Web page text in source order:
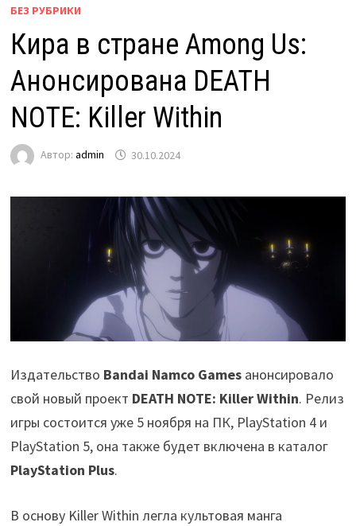
БЕЗ РУБРИКИ
Кира в стране Among Us:
Анонсирована DEATH
NOTE: Killer Within
Автор: admin 30.10.2024
Издательство Bandai Namco Games анонсировало
свой новый проект DEATH NOTE: Killer Within. Релиз
игры состоится уже 5 ноября на ПК, PlayStation 4 и
PlayStation 5, она также будет включена в каталог
PlayStation Plus.
В основу Killer Within легла культовая манга